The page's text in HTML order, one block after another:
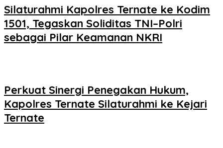
Silaturahmi Kapolres Ternate ke Kodim
1501, Tegaskan Soliditas TNI–Polri
sebagai Pilar Keamanan NKRI
Perkuat Sinergi Penegakan Hukum,
Kapolres Ternate Silaturahmi ke Kejari
Ternate